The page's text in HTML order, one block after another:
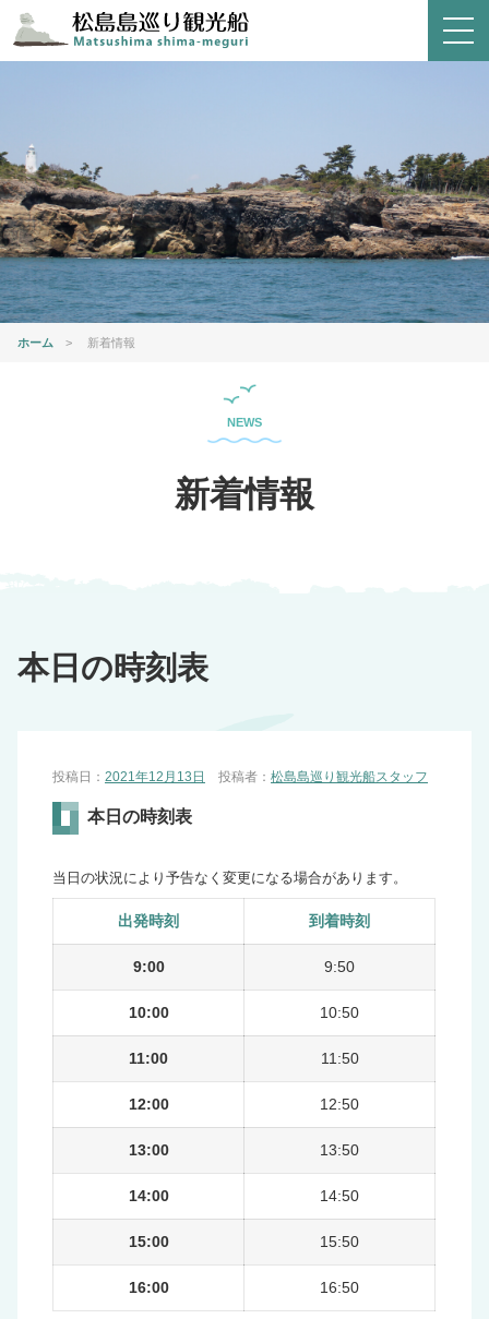
ホーム > 新着情報
NEWS
新着情報
本日の時刻表
投稿日： 2021年12月13日 投稿者： 松島島巡り観光船スタッフ
本日の時刻表
当日の状況により予告なく変更になる場合があります。
出発時刻 到着時刻
9:00 9:50
10:00 10:50
11:00 11:50
12:00 12:50
13:00 13:50
14:00 14:50
15:00 15:50
16:00 16:50